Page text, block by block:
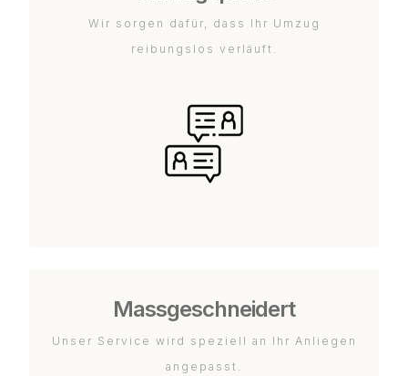
Wir sorgen dafür, dass Ihr Umzug
reibungslos verläuft.
Massgeschneidert
Unser Service wird speziell an Ihr Anliegen
angepasst.